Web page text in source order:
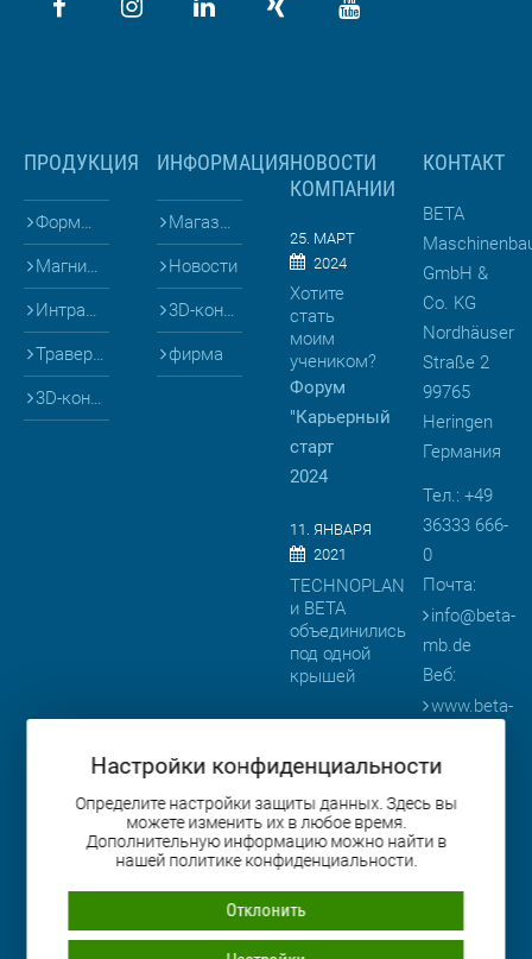
ПРОДУКЦИЯ
Формы для
Магниты и Опалубка
Интралогистика
Траверсы
3D-конфигураторы
ИНФОРМАЦИЯ
Магазин
Новости
3D-конфигураторы
фирма
НОВОСТИ
КОМПАНИИ
25. МАРТ
2024
Хотите
стать
моим
учеником?
Форум
"Карьерный
старт
2024
11. ЯНВАРЯ
2021
TECHNOPLAN
и BETA
объединились
под одной
крышей
BETA
представляет
продукцию
на
выставке
BAUMA
2019
КОНТАКТ
BETA
GmbH &
Co. KG
Nordhäuser
Straße 2
99765
Heringen
Германия
Тел.: +49
36333 666-
0
Почта:
info@beta-
mb.de
Веб:
www.beta-
Настройки конфиденциальности
Определите настройки защиты данных. Здесь вы
можете изменить их в любое время.
Дополнительную информацию можно найти в
нашей политике конфиденциальности.
Отклонить